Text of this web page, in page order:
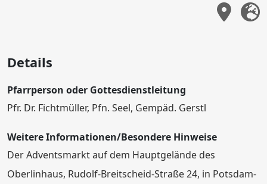
Details
Pfarrperson oder Gottesdienstleitung
Pfr. Dr. Fichtmüller, Pfn. Seel, Gempäd. Gerstl
Weitere Informationen/Besondere Hinweise
Der Adventsmarkt auf dem Hauptgelände des
Oberlinhaus, Rudolf-Breitscheid-Straße 24, in Potsdam-